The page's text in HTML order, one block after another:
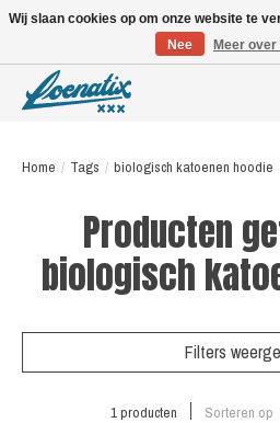
Home / Tags / biologisch katoenen hoodie
Producten
biologisch
Filters
1 producten Sorteren op
Wij slaan cookies op om onze website te
Nee
Meer